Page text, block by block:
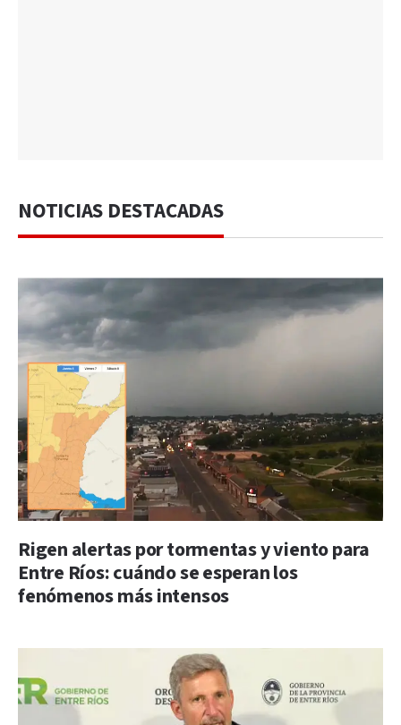
NOTICIAS DESTACADAS
Rigen alertas por tormentas y viento para
Entre Ríos: cuándo se esperan los
fenómenos más intensos